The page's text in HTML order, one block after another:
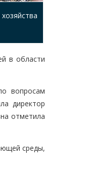
в области
вопросам
директор
отметила
среды,